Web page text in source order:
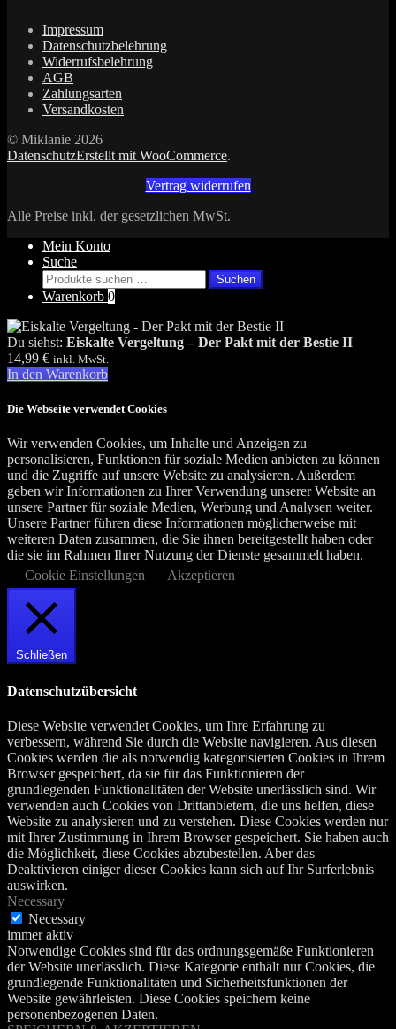
Impressum
Datenschutzbelehrung
Widerrufsbelehrung
AGB
Zahlungsarten
Versandkosten
© Miklanie 2026
DatenschutzErstellt mit WooCommerce.
Vertrag widerrufen
Alle Preise inkl. der gesetzlichen MwSt.
Mein Konto
Suche
Suchen
nach:
Suchen
Warenkorb 0
Du siehst: Eiskalte Vergeltung – Der Pakt mit der Bestie II
14,99 € inkl. MwSt.
In den Warenkorb
Die Webseite verwendet Cookies
Wir verwenden Cookies, um Inhalte und Anzeigen zu
personalisieren, Funktionen für soziale Medien anbieten zu können
und die Zugriffe auf unsere Website zu analysieren. Außerdem
geben wir Informationen zu Ihrer Verwendung unserer Website an
unsere Partner für soziale Medien, Werbung und Analysen weiter.
Unsere Partner führen diese Informationen möglicherweise mit
weiteren Daten zusammen, die Sie ihnen bereitgestellt haben oder
die sie im Rahmen Ihrer Nutzung der Dienste gesammelt haben.
Cookie Einstellungen
Akzeptieren
Schließen
Datenschutzübersicht
Diese Website verwendet Cookies, um Ihre Erfahrung zu
verbessern, während Sie durch die Website navigieren. Aus diesen
Cookies werden die als notwendig kategorisierten Cookies in Ihrem
Browser gespeichert, da sie für das Funktionieren der
grundlegenden Funktionalitäten der Website unerlässlich sind. Wir
verwenden auch Cookies von Drittanbietern, die uns helfen, diese
Website zu analysieren und zu verstehen. Diese Cookies werden nur
mit Ihrer Zustimmung in Ihrem Browser gespeichert. Sie haben auch
die Möglichkeit, diese Cookies abzubestellen. Aber das
Deaktivieren einiger dieser Cookies kann sich auf Ihr Surferlebnis
auswirken.
Necessary
Necessary
immer aktiv
Notwendige Cookies sind für das ordnungsgemäße Funktionieren
der Website unerlässlich. Diese Kategorie enthält nur Cookies, die
grundlegende Funktionalitäten und Sicherheitsfunktionen der
Website gewährleisten. Diese Cookies speichern keine
personenbezogenen Daten.